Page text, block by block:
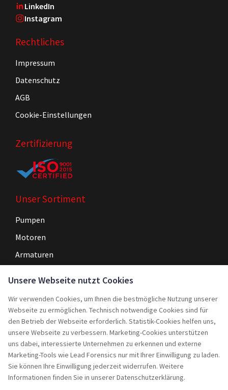
LinkedIn
Instagram
Rechtliches
Impressum
Datenschutz
AGB
Cookie-Einstellungen
Zertifizierung
Unser Sortiment
Pumpen
Motoren
Armaturen
Navigation
Home
Service
Projekte
Rebuy
Unsere Webseite nutzt Cookies
Wir verwenden Cookies, um Ihnen die bestmögliche Nutzung unserer
Webseite zu ermöglichen. Technisch notwendige Cookies sind für
den Betrieb der Webseite erforderlich. Statistik-Cookies helfen uns,
unsere Webseite zu verbessern. Marketing-Cookies unterstützen
uns dabei, interessierte Unternehmen zu erkennen und externe
Marketing-Tools wie Lead Forensics nur mit Ihrer Einwilligung zu laden.
Sie können Ihre Einwilligung jederzeit widerrufen. Weitere
Informationen finden Sie in unserer Datenschutzerklärung.